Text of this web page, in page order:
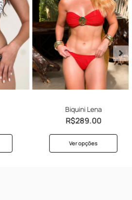
Biquini Lena
R$289.00
Ver opções